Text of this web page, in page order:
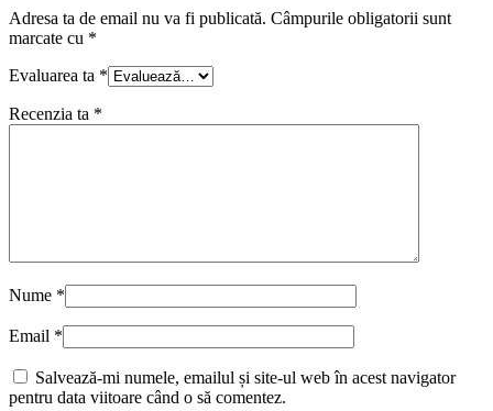
Adresa ta de email nu va fi publicată. Câmpurile obligatorii sunt
marcate cu *
Evaluarea ta *
Recenzia ta *
Nume *
Email *
Salvează-mi numele, emailul și site-ul web în acest navigator
pentru data viitoare când o să comentez.